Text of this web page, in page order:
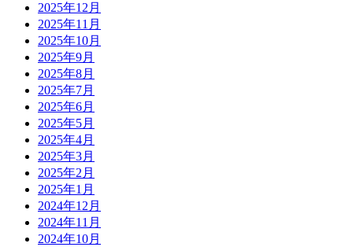
2025年12月
2025年11月
2025年10月
2025年9月
2025年8月
2025年7月
2025年6月
2025年5月
2025年4月
2025年3月
2025年2月
2025年1月
2024年12月
2024年11月
2024年10月